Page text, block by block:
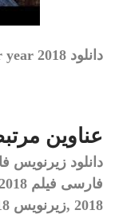
دانلود paper year 2018
عناوین
دانلود زیرنویس
فارسی فیلم
2018 , زیرنویس